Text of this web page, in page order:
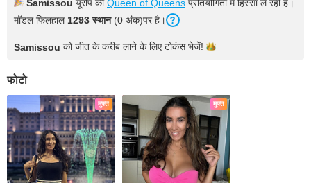
Samissou यूरोप कीQueen of Queens प्रतियोगिता में हिस्सा ले रही है।
मॉडल फिलहाल 1293 स्थान(0 अंक)पर है।
Samissou को जीत के करीब लाने के लिए टोकंसभेजें!
फोटो
मुफ्त मुफ्त